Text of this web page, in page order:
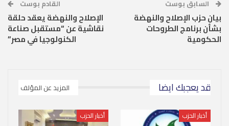
السابق بوست
بيان حزب الإصلاح والنهضة
بشأن برنامج الطروحات
الحكومية
القادم بوست
الإصلاح والنهضة يعقد حلقة
نقاشية عن “مستقبل صناعة
الكنولوجيا في مصر”
قد يعجبك ايضا المزيد عن المؤلف
أخبار الحزب أخبار الحزب